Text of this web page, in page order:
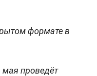
формате в
проведёт